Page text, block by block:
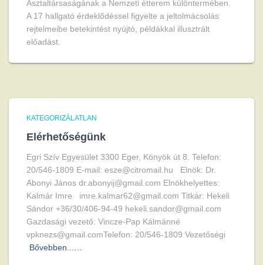
Asztaltársaságának a Nemzeti étterem különtermében.
A 17 hallgató érdeklődéssel figyelte a jeltolmácsolás
rejtelmeibe betekintést nyújtó, példákkal illusztrált
előadást.
KATEGORIZÁLATLAN
Elérhetőségünk
Egri Szív Egyesület 3300 Eger, Könyök út 8. Telefon:
20/546-1809 E-mail: esze@citromail.hu Elnök: Dr.
Abonyi János dr.abonyij@gmail.com Elnökhelyettes:
Kalmár Imre imre.kalmar62@gmail.com Titkár: Hekeli
Sándor +36/30/406-94-49 hekeli.sandor@gmail.com
Gazdasági vezető: Vincze-Pap Kálmánné
vpknezs@gmail.comTelefon: 20/546-1809 Vezetőségi
Bővebben...…